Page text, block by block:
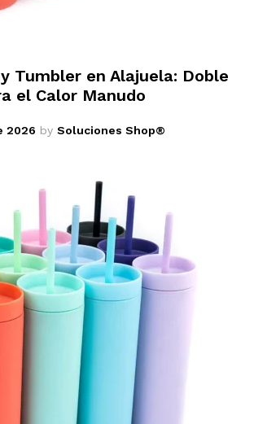
Tumbler en Alajuela: Doble
el Calor Manudo
2026 by Soluciones Shop®